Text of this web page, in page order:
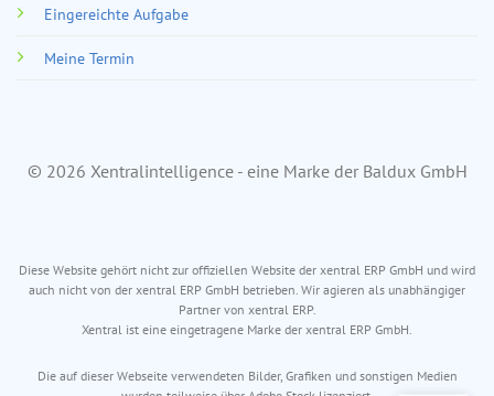
Eingereichte Aufgabe
Meine Termin
© 2026 Xentralintelligence - eine Marke der Baldux GmbH
Diese Website gehört nicht zur offiziellen Website der xentral ERP GmbH und wird
auch nicht von der xentral ERP GmbH betrieben. Wir agieren als unabhängiger
Partner von xentral ERP.
Xentral ist eine eingetragene Marke der xentral ERP GmbH.
Die auf dieser Webseite verwendeten Bilder, Grafiken und sonstigen Medien